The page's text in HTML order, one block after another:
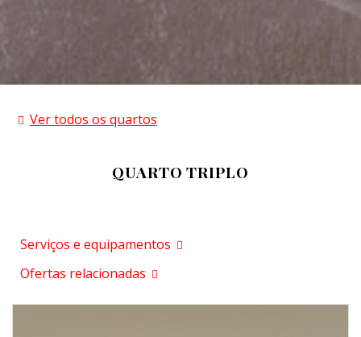
Ver todos os quartos
QUARTO TRIPLO
Serviços e equipamentos
Ofertas relacionadas